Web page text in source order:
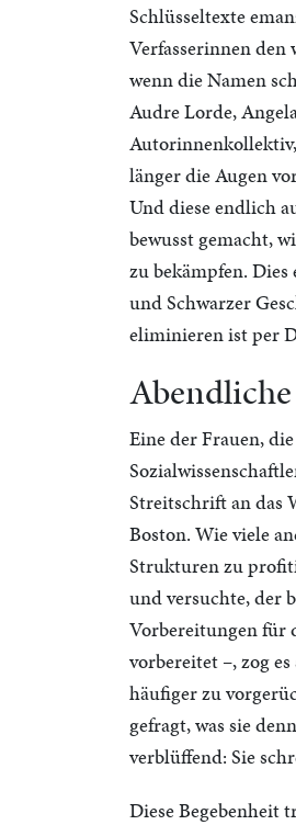
Schlüsseltexte
Verfasserinnen
wenn die Namen
Audre Lorde,
länger die Augen
Und diese endlich
bewusst gemacht,
zu bekämpfen.
und Schwarzer
eliminieren ist per
Eine der Frauen,
Streitschrift an das
Boston. Wie viele
Strukturen zu
und versuchte, der
Vorbereitungen für
vorbereitet –, zog
häufiger zu
gefragt, was sie
verblüffend: Sie
Diese Begebenheit